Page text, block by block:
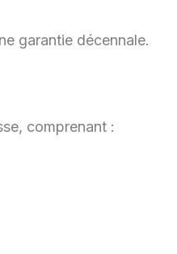
garantie décennale.
comprenant :